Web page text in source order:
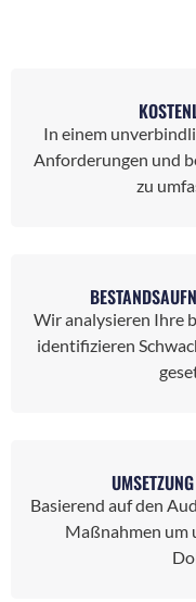
In einem
Anforderungen und
zu
Wir analysieren Ihre
identifizieren
Basierend auf den
Maßnahmen um